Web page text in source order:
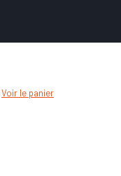
Voir le panier